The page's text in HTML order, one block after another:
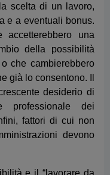
professionale dei
fattori di cui non
devono
e il “lavorare da
insieme ad altre
l'assicurazione
flessibile come
si tratta di
sul lavoro